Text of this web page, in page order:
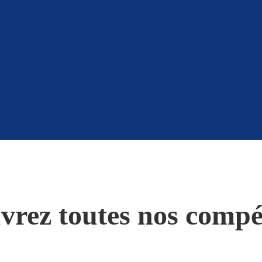
toutes nos